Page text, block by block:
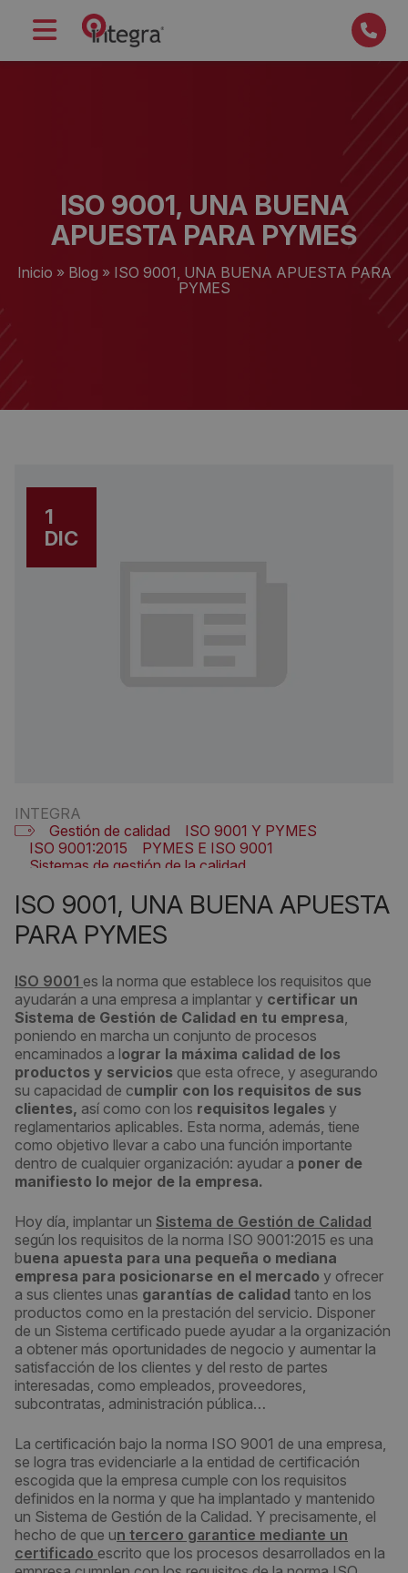
ISO 9001, UNA BUENA
APUESTA PARA PYMES
Inicio » Blog » ISO 9001, UNA BUENA APUESTA PARA
PYMES
1
DIC
INTEGRA
Gestión de calidad
ISO 9001 Y PYMES
ISO 9001:2015
PYMES E ISO 9001
Sistemas de gestión de la calidad
ISO 9001, UNA BUENA APUESTA
PARA PYMES
ISO 9001 es la norma que establece los requisitos que
ayudarán a una empresa a implantar y certificar un
Sistema de Gestión de Calidad en tu empresa,
poniendo en marcha un conjunto de procesos
encaminados a lograr la máxima calidad de los
productos y servicios que esta ofrece, y asegurando
su capacidad de cumplir con los requisitos de sus
clientes, así como con los requisitos legales y
reglamentarios aplicables. Esta norma, además, tiene
como objetivo llevar a cabo una función importante
dentro de cualquier organización: ayudar a poner de
manifiesto lo mejor de la empresa.
Hoy día, implantar un Sistema de Gestión de Calidad
según los requisitos de la norma ISO 9001:2015 es una
buena apuesta para una pequeña o mediana
empresa para posicionarse en el mercado y ofrecer
a sus clientes unas garantías de calidad tanto en los
productos como en la prestación del servicio. Disponer
de un Sistema certificado puede ayudar a la organización
a obtener más oportunidades de negocio y aumentar la
satisfacción de los clientes y del resto de partes
interesadas, como empleados, proveedores,
subcontratas, administración pública…
La certificación bajo la norma ISO 9001 de una empresa,
se logra tras evidenciarle a la entidad de certificación
escogida que la empresa cumple con los requisitos
definidos en la norma y que ha implantado y mantenido
un Sistema de Gestión de la Calidad. Y precisamente, el
hecho de que un tercero garantice mediante un
certificado escrito que los procesos desarrollados en la